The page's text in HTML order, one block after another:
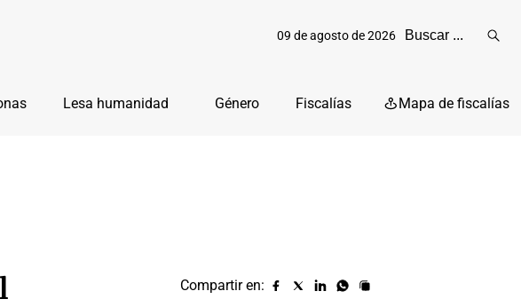
09 de agosto de 2026
Lesa humanidad Género Fiscalías Mapa de fiscalías
Compartir en:
Compartir
Compartir
Compartir
Compartir
Copiar